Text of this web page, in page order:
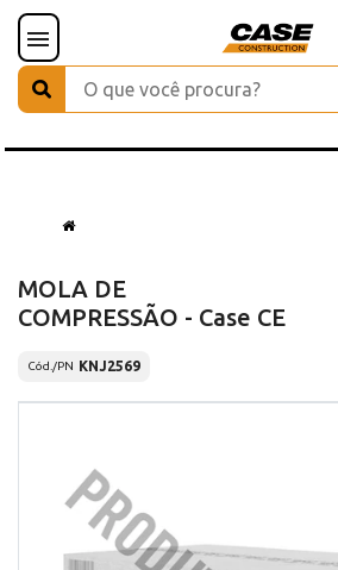
MOLA DE
COMPRESSÃO - Case CE
Cód./PN KNJ2569